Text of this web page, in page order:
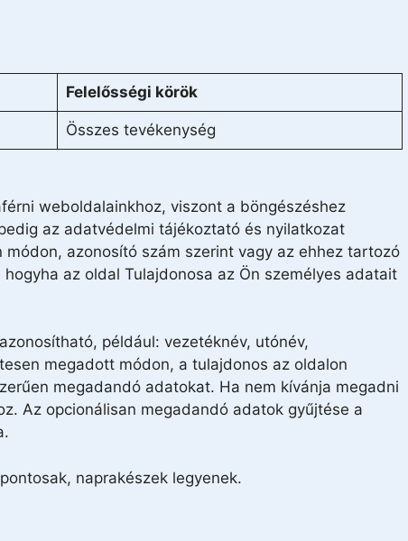
Felelősségi körök
Összes tevékenység
weboldalainkhoz, viszont a böngészéshez
az adatvédelmi tájékoztató és nyilatkozat
azonosító szám szerint vagy az ehhez tartozó
az oldal Tulajdonosa az Ön személyes adatait
például: vezetéknév, utónév,
megadott módon, a tulajdonos az oldalon
megadandó adatokat. Ha nem kívánja megadni
Az opcionálisan megadandó adatok gyűjtése a
naprakészek legyenek.